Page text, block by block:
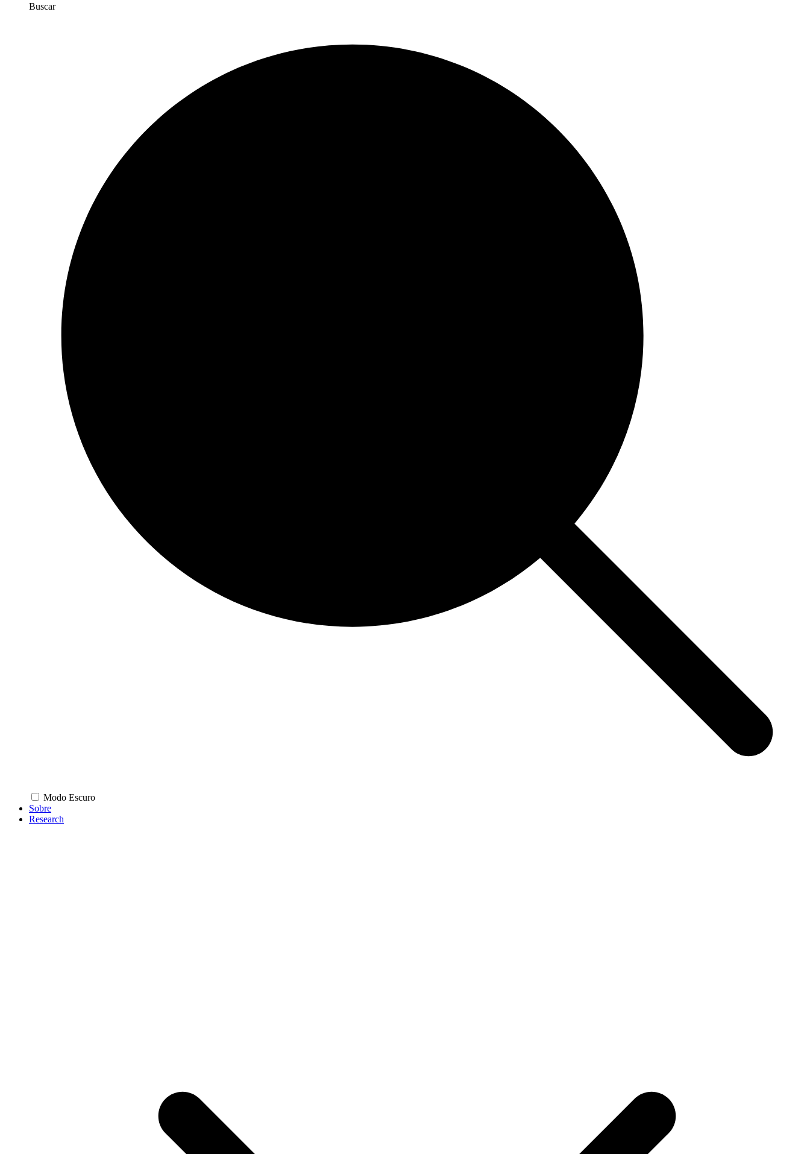
Buscar
Modo Escuro
Sobre
Research